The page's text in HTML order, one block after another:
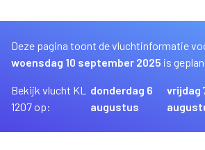
Deze pagina toont de vluchtinformatie
woensdag 10 september 2025 is
Bekijk vlucht KL
1207 op:
donderdag 6
augustus
vrijdag